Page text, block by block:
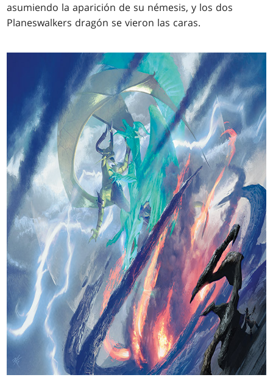
asumiendo la aparición de su némesis, y los dos
Planeswalkers dragón se vieron las caras.